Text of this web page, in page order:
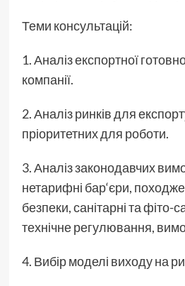
Теми консультацій:
1. Аналіз експортної
компанії.
2. Аналіз ринків для
пріоритетних для роботи.
3. Аналіз законодавчих
нетарифні бар‘єри,
безпеки, санітарні та фіто-
технічне регулювання,
4. Вибір моделі виходу на